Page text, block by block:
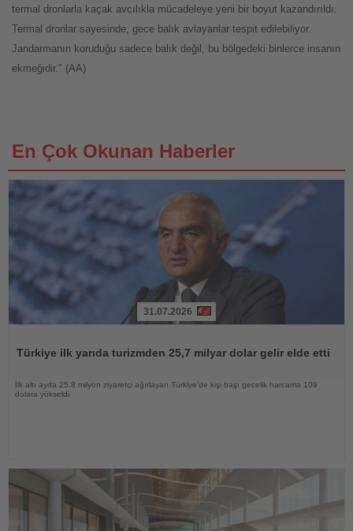
termal dronlarla kaçak avcılıkla mücadeleye yeni bir boyut kazandırıldı.
Termal dronlar sayesinde, gece balık avlayanlar tespit edilebiliyor.
Jandarmanın koruduğu sadece balık değil, bu bölgedeki binlerce insanın
ekmeğidir." (AA)
En Çok Okunan Haberler
31.07.2026
Türkiye ilk yarıda turizmden 25,7 milyar dolar gelir elde etti
İlk altı ayda 25,8 milyon ziyaretçi ağırlayan Türkiye’de kişi başı gecelik harcama 109
dolara yükseldi